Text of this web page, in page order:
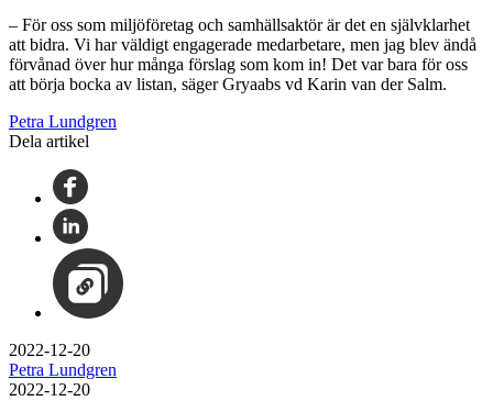
– För oss som miljöföretag och samhällsaktör är det en självklarhet
att bidra. Vi har väldigt engagerade medarbetare, men jag blev ändå
förvånad över hur många förslag som kom in! Det var bara för oss
att börja bocka av listan, säger Gryaabs vd Karin van der Salm.
Petra Lundgren
Dela artikel
2022-12-20
Petra Lundgren
2022-12-20